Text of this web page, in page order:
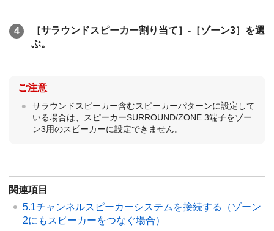
［サラウンドスピーカー割り当て］-［ゾーン3］を選
ぶ。
ご注意
サラウンドスピーカー含むスピーカーパターンに設定して
いる場合は、
スピーカーSURROUND/ZONE 3端子をゾー
ン3用のスピーカーに設定できません。
関連項目
5.1チャンネルスピーカーシステムを接続する（ゾーン
2にもスピーカーをつなぐ場合）